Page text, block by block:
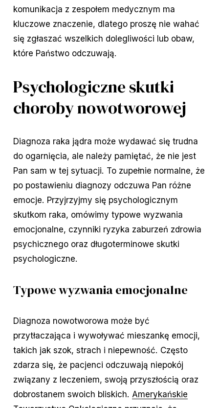
komunikacja z zespołem medycznym ma
kluczowe znaczenie, dlatego proszę nie wahać
się zgłaszać wszelkich dolegliwości lub obaw,
które Państwo odczuwają.
Psychologiczne skutki
choroby nowotworowej
Diagnoza raka jądra może wydawać się trudna
do ogarnięcia, ale należy pamiętać, że nie jest
Pan sam w tej sytuacji. To zupełnie normalne, że
po postawieniu diagnozy odczuwa Pan różne
emocje. Przyjrzyjmy się psychologicznym
skutkom raka, omówimy typowe wyzwania
emocjonalne, czynniki ryzyka zaburzeń zdrowia
psychicznego oraz długoterminowe skutki
psychologiczne.
Typowe wyzwania emocjonalne
Diagnoza nowotworowa może być
przytłaczająca i wywoływać mieszankę emocji,
takich jak szok, strach i niepewność. Często
zdarza się, że pacjenci odczuwają niepokój
związany z leczeniem, swoją przyszłością oraz
dobrostanem swoich bliskich. Amerykańskie